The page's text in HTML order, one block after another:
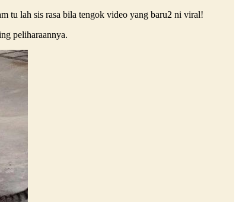
tu lah sis rasa bila tengok video yang baru2 ni viral!
peliharaannya.